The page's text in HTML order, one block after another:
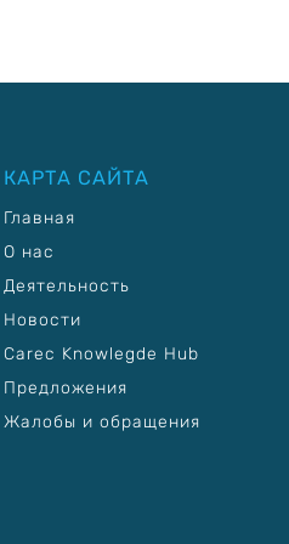
КАРТА САЙТА
Главная
О нас
Деятельность
Новости
Carec Knowlegde Hub
Предложения
Жалобы и обращения